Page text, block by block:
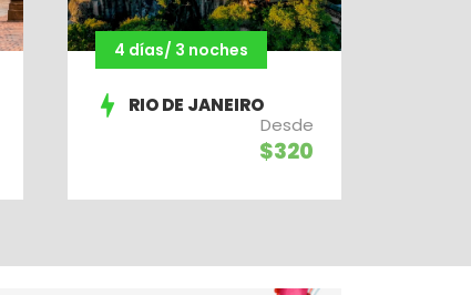
4 días/ 3 noches
RIO DE JANEIRO
Desde
$320